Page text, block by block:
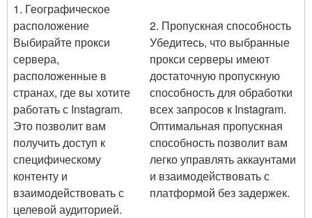
1. Географическое
расположение
Выбирайте прокси
сервера,
расположенные в
странах, где вы хотите
работать с Instagram.
Это позволит вам
получить доступ к
специфическому
контенту и
взаимодействовать с
целевой аудиторией.
2. Пропускная способность
Убедитесь, что выбранные
прокси серверы имеют
достаточную пропускную
способность для обработки
всех запросов к Instagram.
Оптимальная пропускная
способность позволит вам
легко управлять аккаунтами
и взаимодействовать с
платформой без задержек.